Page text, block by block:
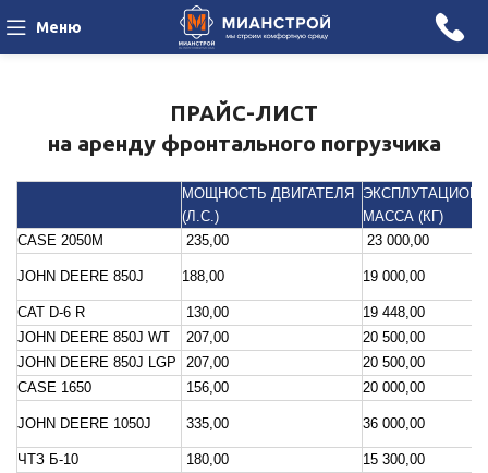
Меню
ПРАЙС-ЛИСТ
на аренду фронтального погрузчика
МОЩНОСТЬ ДВИГАТЕЛЯ
(Л.С.)
МАССА (КГ)
CASE 2050М
235,00 23 000,00
JOHN DEERE 850J 188,00 19 000,00
CAT D-6 R 130,00
19 448,00
JOHN DEERE 850J WT
207,00
20 500,00
JOHN DEERE 850J LGP
207,00
20 500,00
CASE 1650
156,00 20 000,00
JOHN DEERE 1050J 335,00 36 000,00
ЧТЗ Б-10 180,00 15 300,00